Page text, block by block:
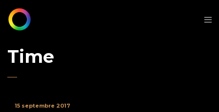
Time
15 septembre 2017